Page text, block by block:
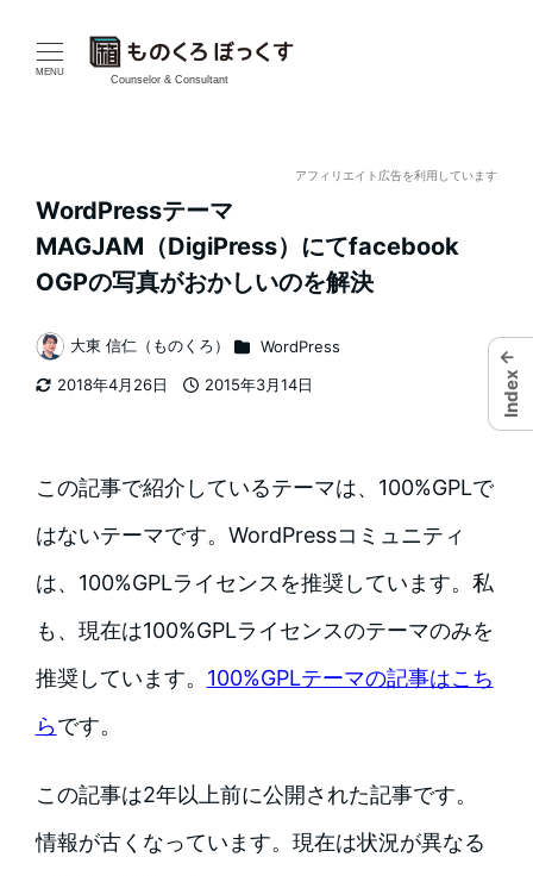
MENU
Counselor & Consultant
アフィリエイト広告を利用しています
WordPressテーマ
MAGJAM（DigiPress）にてfacebook
OGPの写真がおかしいのを解決
2018年4月26日
2015年3月14日
著
者
大東 信仁（ものくろ） カテゴリー
WordPress
この記事で紹介しているテーマは、100%GPLで
はないテーマです。WordPressコミュニティ
は、100%GPLライセンスを推奨しています。私
も、現在は100%GPLライセンスのテーマのみを
推奨しています。 100%GPLテーマの記事はこち
らです。
この記事は2年以上前に公開された記事です。
情報が古くなっています。現在は状況が異なる
←
Index